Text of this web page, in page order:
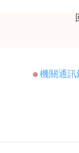
機關通訊